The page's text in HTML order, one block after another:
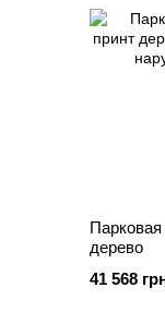
дерево
41 568